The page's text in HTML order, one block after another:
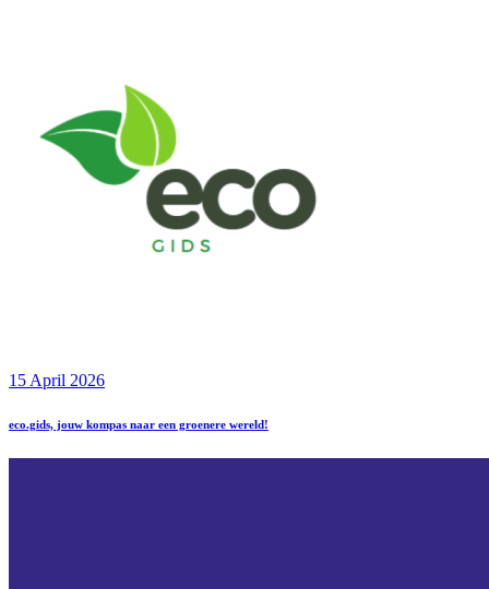
15 April 2026
eco.gids, jouw kompas naar een groenere wereld!